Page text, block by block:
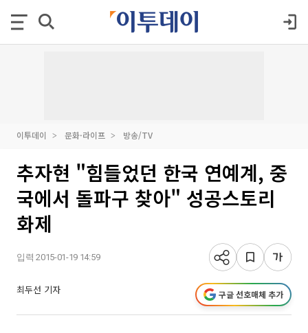
이투데이 문화·라이프 방송/TV
추자현 "힘들었던 한국 연예계, 중
국에서 돌파구 찾아" 성공스토리
화제
입력 2015-01-19 14:59
최두선 기자 구글 선호매체 추가